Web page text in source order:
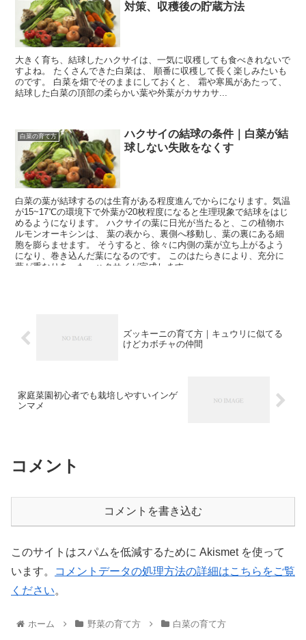
対策、収穫後の貯蔵方法
大きく育ち、結球したハクサイは、一気に収穫しても食べきれないで
すよね。 たくさんできた白菜は、 順番に収穫して長く楽しみたいも
のです。 白菜を畑でそのままにしておくと、 霜や寒風があたって、
結球した白菜の頂部の柔らかい葉や外葉がカサカサ...
白菜の育て方
ハクサイの結球の条件｜白菜が結
球しない失敗をなくす
白菜の葉が結球するのは生育がある程度進んでからになります。気温
が15~17℃の環境下で外葉が20枚程度になると生理現象で結球をはじ
めるようになります。 ハクサイの葉に日光が当たると、この植物ホ
ルモンオーキシンは、 葉の表から、裏側へ移動し、葉の裏にある細
胞を膨らませます。 そうすると、徐々に内側の葉が立ち上がるよう
になり、巻き込んだ葉になるのです。 このはたらきにより、充分に
葉が重なりあった、ハクサイが完成します。
ズッキーニの育て方｜キュウリに似てる
けどカボチャの仲間
家庭菜園初心者でも栽培しやすいインゲ
ンマメ
コメント
コメントを書き込む
このサイトはスパムを低減するために Akismet を使って
います。
コメントデータの処理方法の詳細はこちらをご覧
ください。
ホーム 野菜の育て方 白菜の育て方